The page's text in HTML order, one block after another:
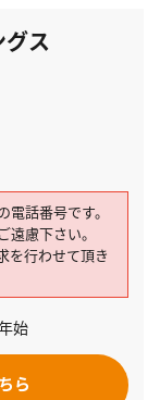
ス
話番号です。
慮下さい。
を行わせて頂き
始
ら